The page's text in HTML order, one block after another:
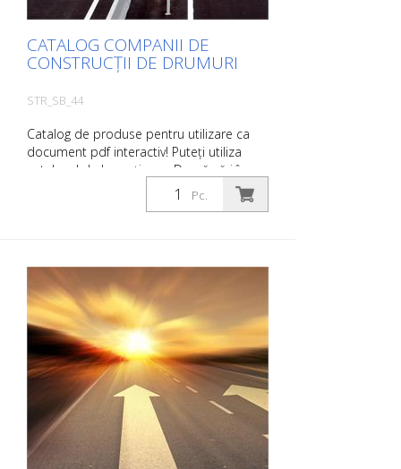
CATALOG COMPANII DE
CONSTRUCȚII DE DRUMURI
STR_SB_44
Catalog de produse pentru utilizare ca
document pdf interactiv! Puteți utiliza
catalogul de la secțiunea Descărcări în
limba dorită. Dacă aveți nevoie și de
catalogul cu prețuri (numai pentru clienții
respectivă. Dacă aveți nevoie de informații
suplimentare, vă rugăm să faceți clic pe
imaginea produsului. Veți fi apoi
redirecționat către site-ul nostru. Aici ne
puteți trimite, de asemenea, o cerere de
informații fără caracter obligatoriu. De
asemenea, puteți comanda aceste
informații despre produs în format tipărit.
Cu toate acestea, vă vom factura costurile
de producție, o taxă de manipulare și
expediere.
Pc.